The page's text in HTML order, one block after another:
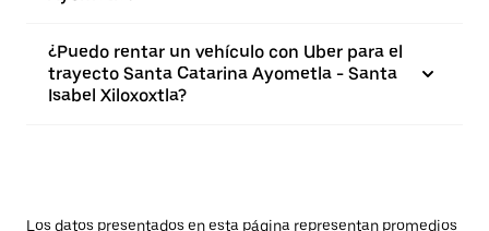
¿Puedo rentar un vehículo con Uber para el
trayecto Santa Catarina Ayometla - Santa
Isabel Xiloxoxtla?
Los datos presentados en esta página representan promedios